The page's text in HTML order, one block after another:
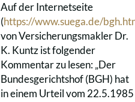
Auf der Internetseite
(https://www.suega.de/
von Versicherungsmakler Dr.
K. Kuntz ist folgender
Kommentar zu lesen: „Der
Bundesgerichtshof (BGH) hat
in einem Urteil vom 22.5.1985